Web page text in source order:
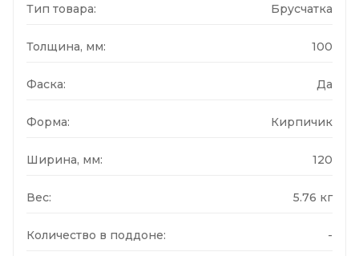
Тип товара: Брусчатка
Толщина, мм: 100
Фаска: Да
Форма: Кирпичик
Ширина, мм: 120
Вес: 5.76 кг
Количество в поддоне: -